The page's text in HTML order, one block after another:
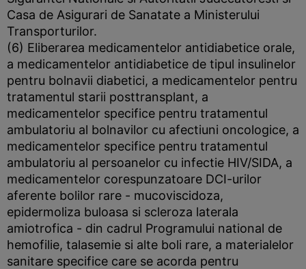
Casa de Asigurari de Sanatate a Ministerului
Transporturilor.
(6) Eliberarea medicamentelor antidiabetice orale,
a medicamentelor antidiabetice de tipul insulinelor
pentru bolnavii diabetici, a medicamentelor pentru
tratamentul starii posttransplant, a
medicamentelor specifice pentru tratamentul
ambulatoriu al bolnavilor cu afectiuni oncologice, a
medicamentelor specifice pentru tratamentul
ambulatoriu al persoanelor cu infectie HIV/SIDA, a
medicamentelor corespunzatoare DCI-urilor
aferente bolilor rare - mucoviscidoza,
epidermoliza buloasa si scleroza laterala
amiotrofica - din cadrul Programului national de
hemofilie, talasemie si alte boli rare, a materialelor
sanitare specifice care se acorda pentru